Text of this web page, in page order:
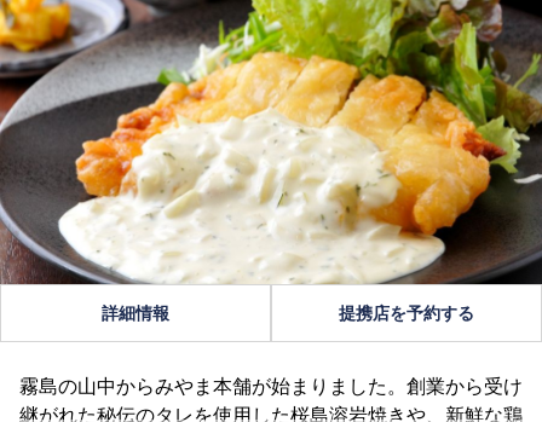
詳細情報 提携店を予約する
霧島の山中からみやま本舗が始まりました。創業から受け
継がれた秘伝のタレを使用した桜島溶岩焼きや、新鮮な鶏